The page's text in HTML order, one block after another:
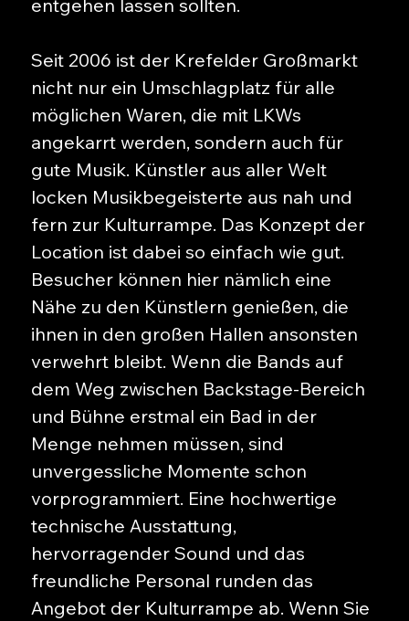
entgehen lassen sollten.
Seit 2006 ist der Krefelder Großmarkt
nicht nur ein Umschlagplatz für alle
möglichen Waren, die mit LKWs
angekarrt werden, sondern auch für
gute Musik. Künstler aus aller Welt
locken Musikbegeisterte aus nah und
fern zur Kulturrampe. Das Konzept der
Location ist dabei so einfach wie gut.
Besucher können hier nämlich eine
Nähe zu den Künstlern genießen, die
ihnen in den großen Hallen ansonsten
verwehrt bleibt. Wenn die Bands auf
dem Weg zwischen Backstage-Bereich
und Bühne erstmal ein Bad in der
Menge nehmen müssen, sind
unvergessliche Momente schon
vorprogrammiert. Eine hochwertige
technische Ausstattung,
hervorragender Sound und das
freundliche Personal runden das
Angebot der Kulturrampe ab. Wenn Sie